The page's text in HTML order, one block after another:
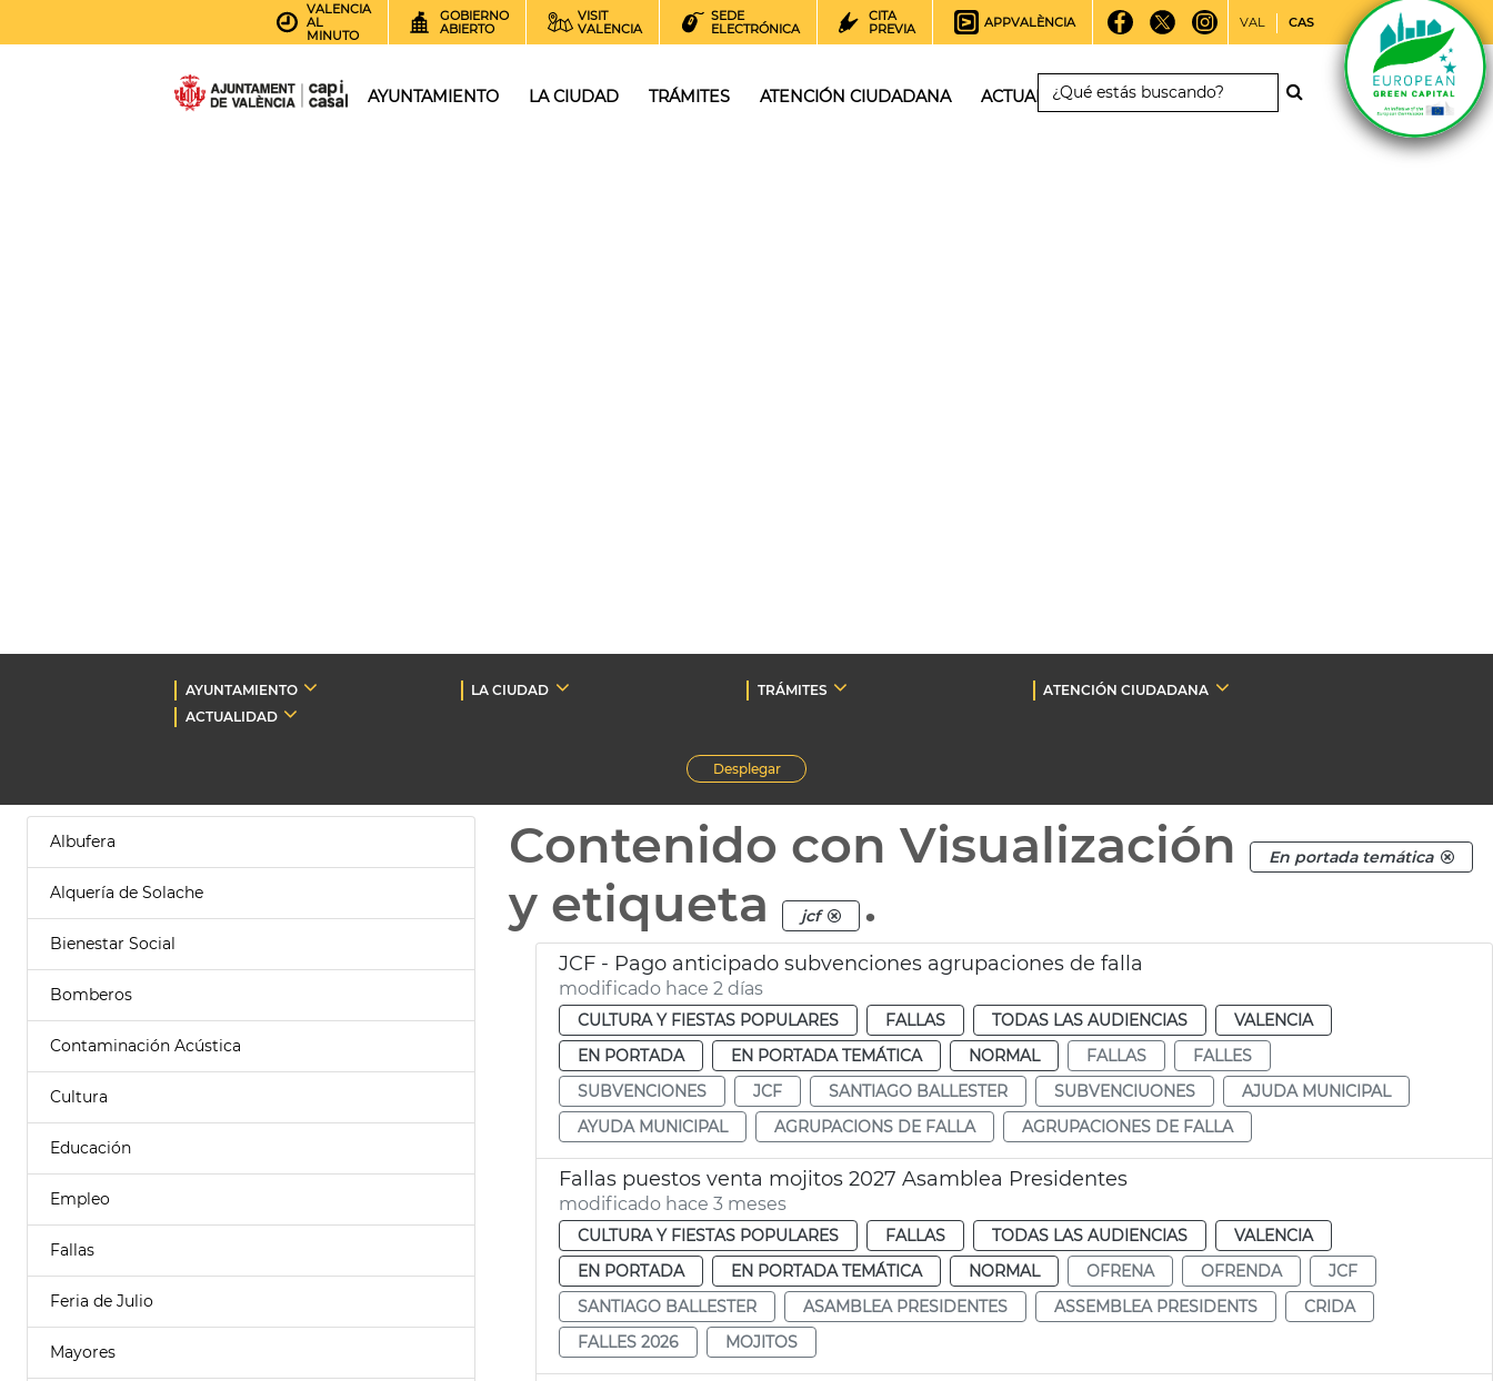
VALENCIA
AL
MINUTO
GOBIERNO
ABIERTO
VISIT
VALENCIA
SEDE
ELECTRÓNICA
CITA
PREVIA
APPVALÈNCIA VAL CAS
AYUNTAMIENTO LA CIUDAD TRÁMITES ATENCIÓN CIUDADANA ACTUALIDAD
AYUNTAMIENTO LA CIUDAD TRÁMITES
ATENCIÓN CIUDADANA
ACTUALIDAD
Desplegar
Albufera
Alquería de Solache
Bienestar Social
Bomberos
Contaminación Acústica
Cultura
Educación
Empleo
Fallas
Feria de Julio
Mayores
Contenido con Visualización En portada temática
y etiqueta jcf .
JCF - Pago anticipado subvenciones agrupaciones de falla
modificado hace 2 días
CULTURA Y FIESTAS POPULARES FALLAS TODAS LAS AUDIENCIAS
VALENCIA
EN PORTADA
EN PORTADA TEMÁTICA NORMAL FALLAS
FALLES
SUBVENCIONES
JCF SANTIAGO BALLESTER SUBVENCIUONES
AJUDA MUNICIPAL
AYUDA MUNICIPAL
AGRUPACIONS DE FALLA AGRUPACIONES DE FALLA
Fallas puestos venta mojitos 2027 Asamblea Presidentes
modificado hace 3 meses
CULTURA Y FIESTAS POPULARES FALLAS TODAS LAS AUDIENCIAS
VALENCIA
EN PORTADA
EN PORTADA TEMÁTICA NORMAL OFRENA OFRENDA
JCF
SANTIAGO BALLESTER
ASAMBLEA PRESIDENTES ASSEMBLEA PRESIDENTS
CRIDA
FALLES 2026
MOJITOS